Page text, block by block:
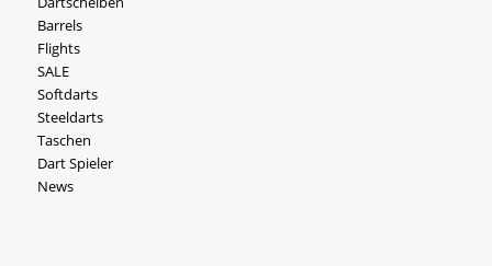
Barrels
Flights
SALE
Softdarts
Steeldarts
Taschen
Dart Spieler
News